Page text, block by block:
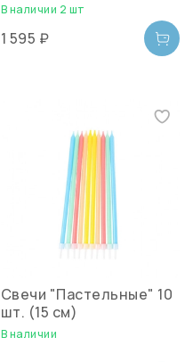
В наличии 2 шт
1 595 ₽
Свечи "Пастельные" 10
шт. (15 см)
В наличии